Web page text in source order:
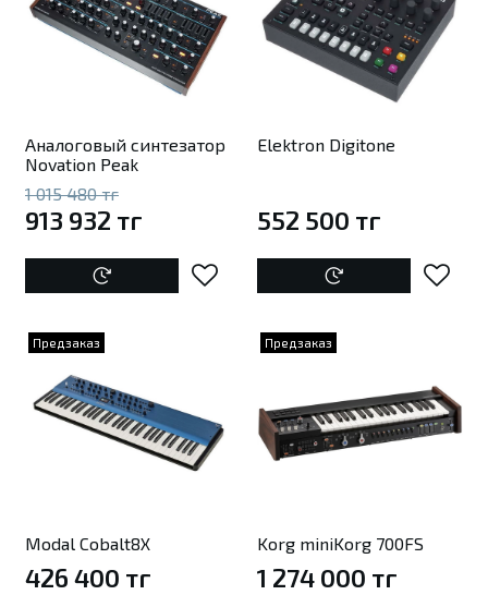
Аналоговый синтезатор
Novation Peak
1 015 480 тг
913 932 тг
Elektron Digitone
552 500 тг
Предзаказ
Modal Cobalt8X
426 400 тг
Предзаказ
Korg miniKorg 700FS
1 274 000 тг